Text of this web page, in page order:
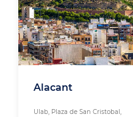
Alacant
Ulab, Plaza de San Cristobal,